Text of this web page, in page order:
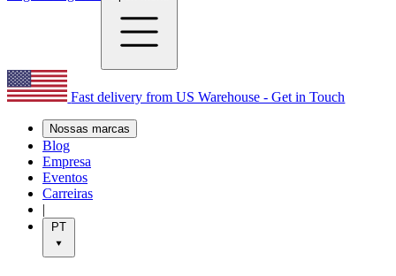
Fast delivery from US Warehouse - Get in Touch
Nossas marcas
Blog
Empresa
Eventos
Carreiras
|
PT